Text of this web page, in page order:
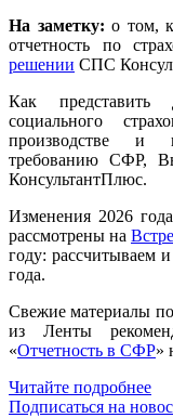
На заметку: о том,
отчетность по
решении СПС
Как представить
социального
производстве и
требованию СФР,
КонсультантПлюс.
Изменения 2026
рассмотрены на
году: рассчитываем
года.
Свежие материалы
из Ленты
«Отчетность в СФР»
Читайте подробнее
Подписаться на